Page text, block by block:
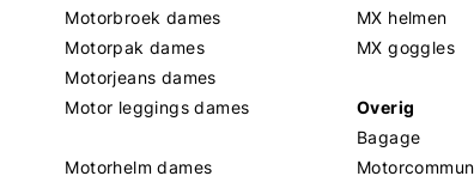
Motorbroek dames
Motorpak dames
Motorjeans dames
Motor leggings dames
Motorhelm dames
MX helmen
MX goggles
Overig
Bagage